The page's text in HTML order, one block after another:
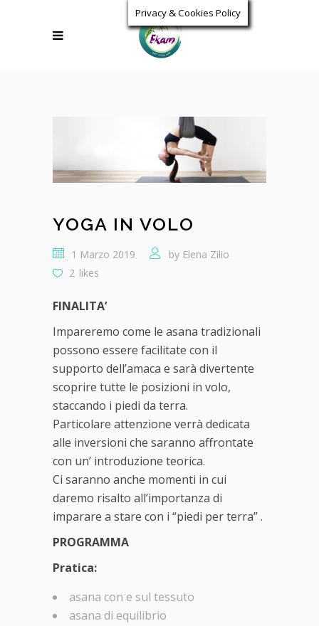
YOGA IN VOLO
1 Marzo 2019 by Elena Zilio
2 likes
FINALITA’
Impareremo come le asana tradizionali
possono essere facilitate con il
supporto dell’amaca e sarà divertente
scoprire tutte le posizioni in volo,
staccando i piedi da terra.
Particolare attenzione verrà dedicata
alle inversioni che saranno affrontate
con un’ introduzione teorica.
Ci saranno anche momenti in cui
daremo risalto all’importanza di
imparare a stare con i “piedi per terra” .
PROGRAMMA
Pratica:
asana con e sul tessuto
asana di equilibrio
Privacy & Cookies Policy